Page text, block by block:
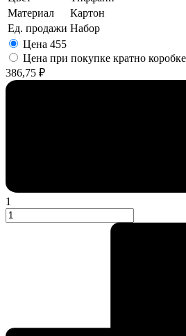
Материал
Картон
Ед. продажи Набор
Цена 455
Цена при покупке кратно
386,75 ₽
1